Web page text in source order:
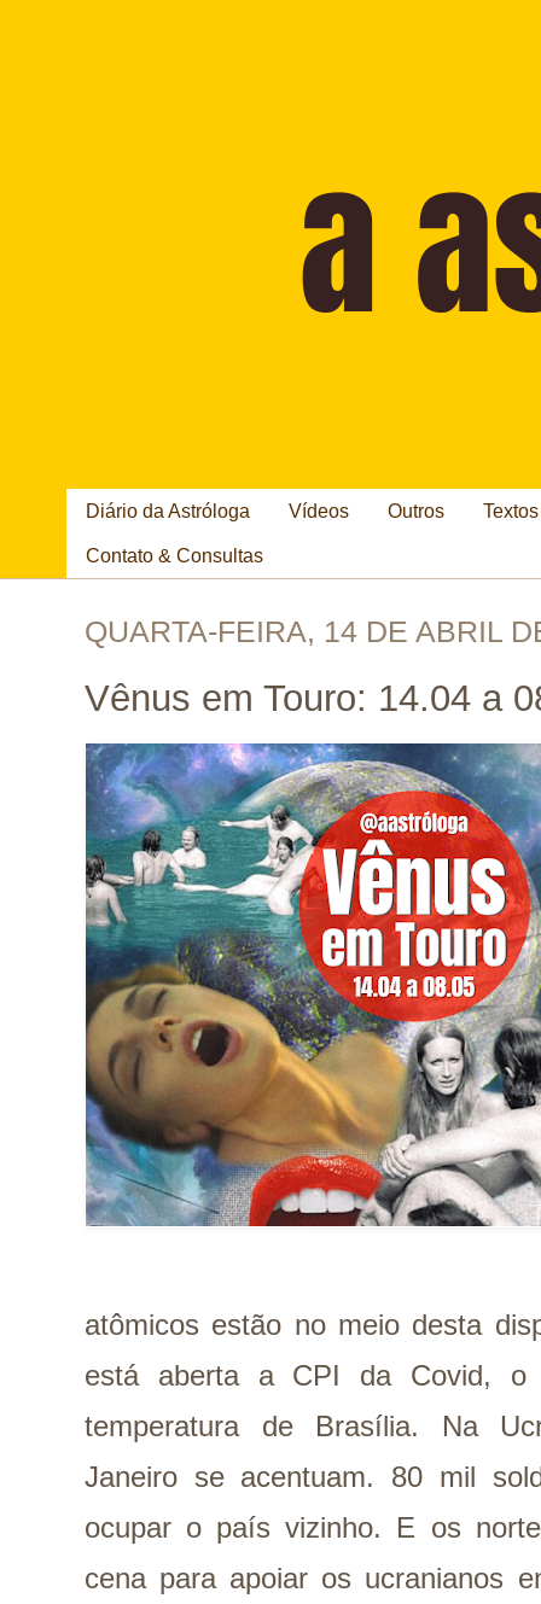
Diário da Astróloga Vídeos Outros
Contato & Consultas
QUARTA-FEIRA, 14 DE ABRIL
Vênus em Touro: 14.04 a
atômicos estão no meio desta
está aberta a CPI da Covid,
temperatura de Brasília. Na
Janeiro se acentuam. 80 mil
ocupar o país vizinho. E os
cena para apoiar os ucranianos